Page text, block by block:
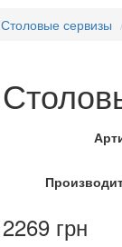
Столовые сервизы
2269 грн